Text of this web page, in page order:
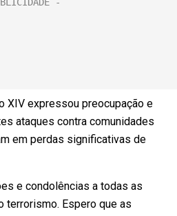
XIV expressou preocupação e
ataques contra comunidades
em perdas significativas de
e condolências a todas as
terrorismo. Espero que as